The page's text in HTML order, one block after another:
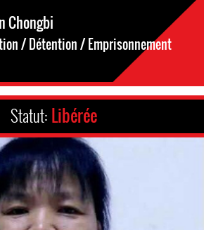
Chongbi
/ Détention / Emprisonnement
Statut: Libérée